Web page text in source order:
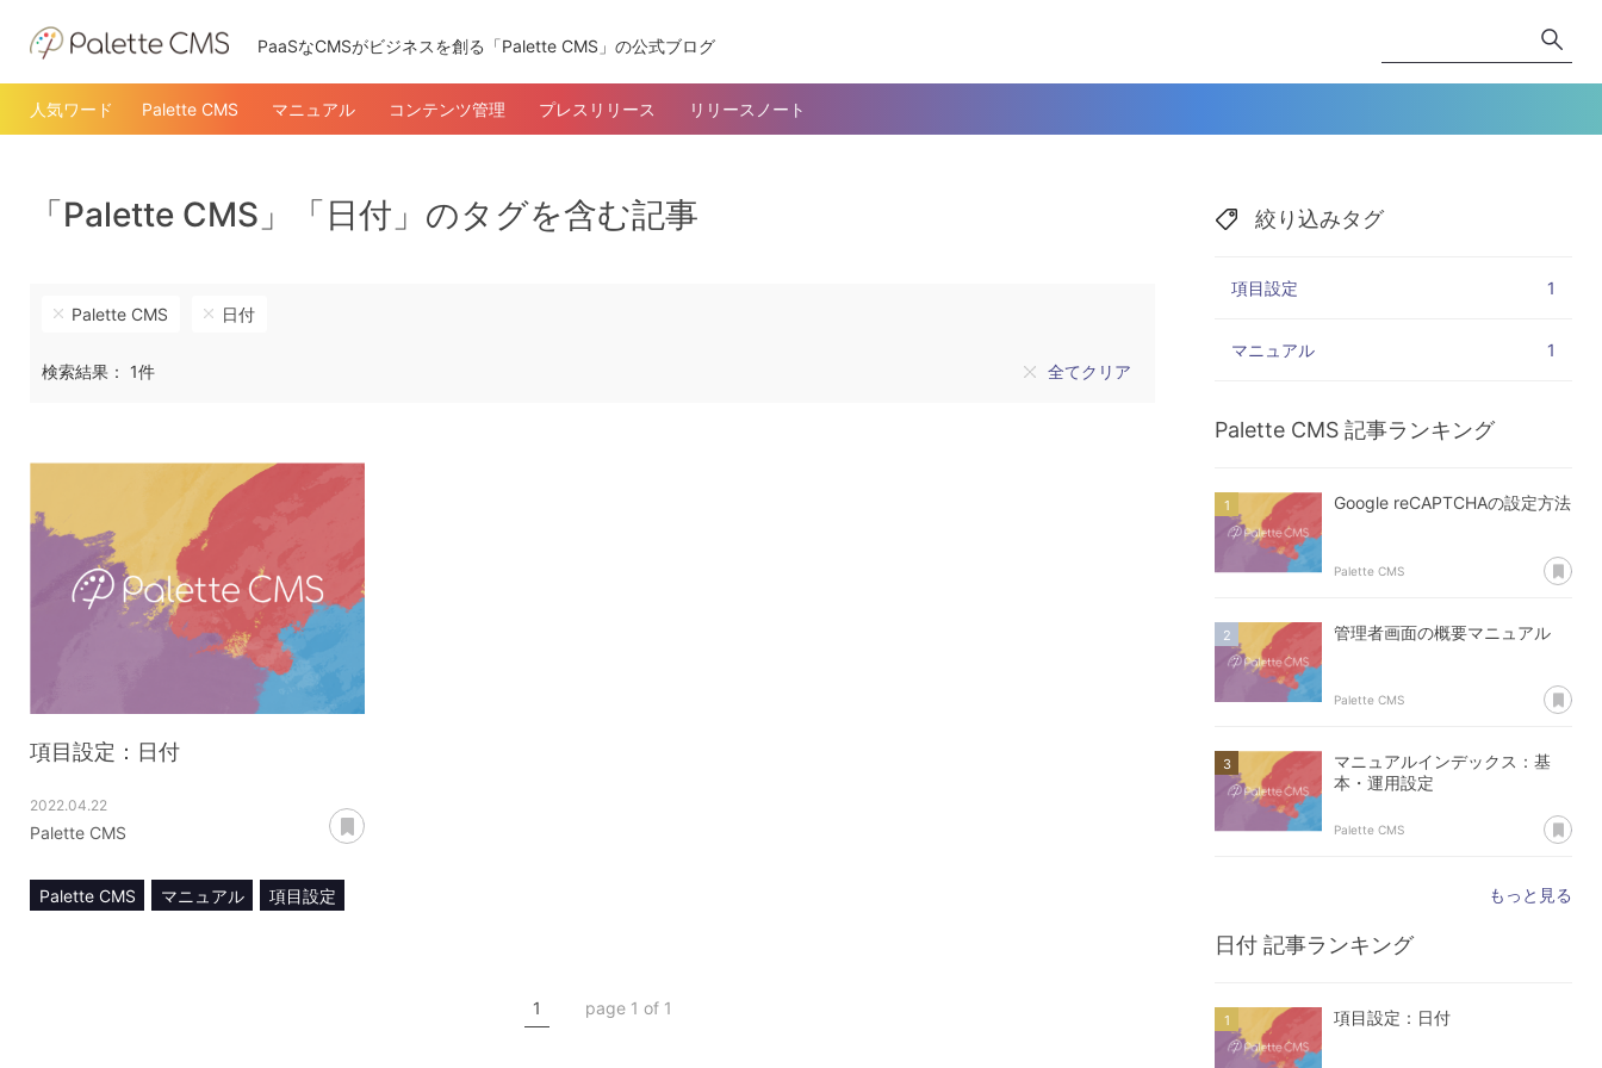
PaaSなCMSがビジネスを創る「Palette CMS」の公式ブログ
人気ワード Palette CMS マニュアル コンテンツ管理 プレスリリース リリースノート
「Palette CMS」「日付」のタグを含む記事
Palette CMS 日付
検索結果： 1件 全てクリア
項目設定：日付
2022.04.22
Palette CMS
Palette CMS マニュアル
項目設定
1 page 1 of 1
絞り込みタグ
項目設定 1
マニュアル 1
Palette CMS 記事ランキング
Google reCAPTCHAの設定方法
Palette CMS あ
管理者画面の概要マニュアル
Palette CMS あ
マニュアルインデックス：基
本・運用設定
Palette CMS あ
もっと見る
日付 記事ランキング
項目設定：日付